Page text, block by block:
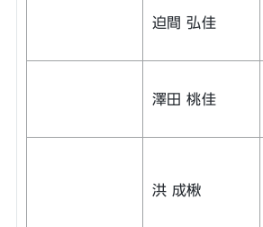
迫間 弘佳
澤田 桃佳
洪 成楸